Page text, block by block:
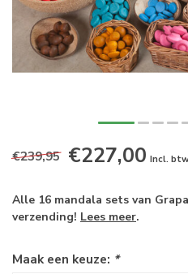
€239,95 €227,00 Incl.
Alle 16 mandala sets van
verzending! Lees meer.
Maak een keuze: *